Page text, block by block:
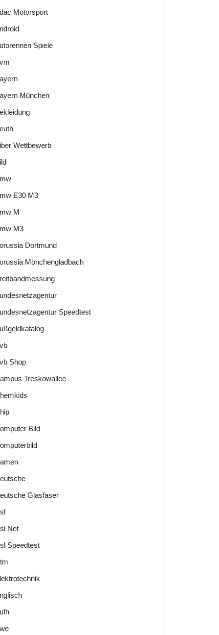
Motorsport
Spiele
München
Wettbewerb
E30 M3
M
M3
Dortmund
Mönchengladbach
Speedtest
Shop
Treskowallee
Bild
Glasfaser
Net
Speedtest